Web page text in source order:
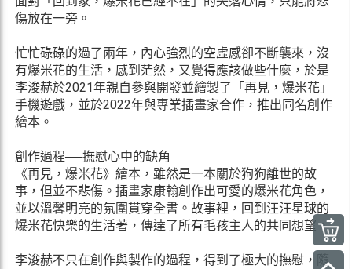
傷放在一旁。
忙忙碌碌的過了兩年，內心強烈的空虛感卻不斷襲來，沒
有爆米花的生活，感到茫然，又覺得應該做些什麼，於是
李浚赫於2021年親自參與開發並繪製了「再見，爆米花」
手機遊戲，並於2022年與專業插畫家合作，推出同名創作
繪本。
創作過程──撫慰心中的缺角
《再見，爆米花》繪本，雖然是一本關於狗狗離世的故
事，但並不悲傷。插畫家康翰創作出可愛的爆米花角色，
並以溫馨明亮的氛圍貫穿全書。故事裡，回到汪汪星球的
爆米花快樂的生活著，傳達了所有毛孩主人的共同想望。
李浚赫不只在創作與製作的過程，得到了極大的撫慰，隨